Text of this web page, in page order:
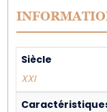
Siècle
XXI